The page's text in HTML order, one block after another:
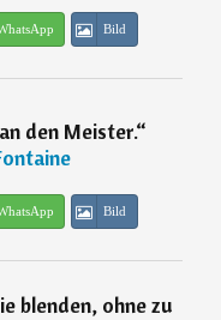
Bild
den Meister.“
Bild
blenden, ohne zu